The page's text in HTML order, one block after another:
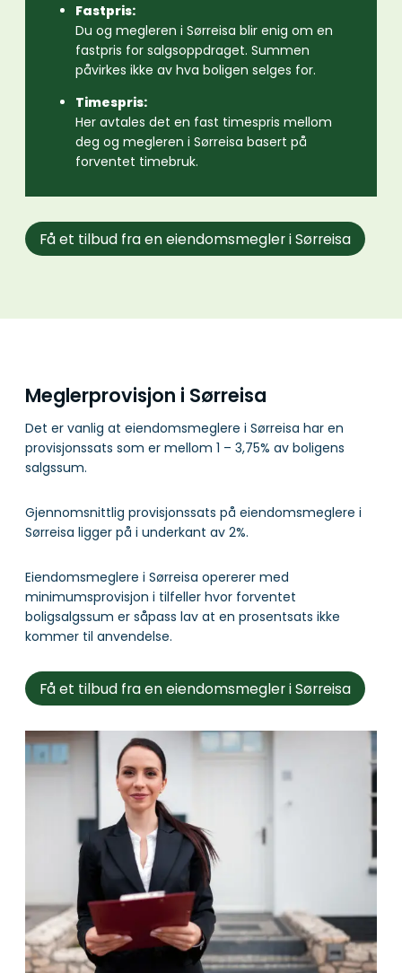
Fastpris:
Du og megleren i Sørreisa blir enig om en
fastpris for salgsoppdraget. Summen
påvirkes ikke av hva boligen selges for.
Timespris:
Her avtales det en fast timespris mellom
deg og megleren i Sørreisa basert på
forventet timebruk.
Få et tilbud fra en eiendomsmegler i Sørreisa
Meglerprovisjon i Sørreisa
Det er vanlig at eiendomsmeglere i Sørreisa har en
provisjonssats som er mellom 1 – 3,75% av boligens
salgssum.
Gjennomsnittlig provisjonssats på eiendomsmeglere i
Sørreisa ligger på i underkant av 2%.
Eiendomsmeglere i Sørreisa opererer med
minimumsprovisjon i tilfeller hvor forventet
boligsalgssum er såpass lav at en prosentsats ikke
kommer til anvendelse.
Få et tilbud fra en eiendomsmegler i Sørreisa